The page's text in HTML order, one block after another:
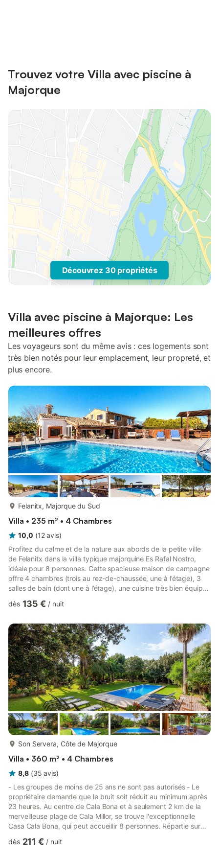
Trouvez votre Villa avec piscine à
Majorque
Découvrez 30 propriétés
Villa avec piscine à Majorque: Les
meilleures offres
Les voyageurs sont du même avis : ces logements sont
très bien notés pour leur emplacement, leur propreté, et
plus encore.
Felanitx, Majorque du Sud
Villa • 235 m² • 4 Chambres
10,0 (12 avis)
Profitez du calme et de la nature aux abords de la petite ville
de Felanitx dans la villa typique majorquine Es Rafal Nostro,
idéale pour 8 personnes. Cette spacieuse maison de campagne
offre 4 chambres (trois au rez-de-chaussée, une à l’étage), 3
salles de bain (dont une à l’étage), une cuisine très bien équipée
réversible, pour des vacances relaxantes en toute saison. Vous
bébé et d’un parking. La terrasse couverte est entourée d’un
jardin méditerranéen. Une piscine d’e...
dès 135 € / nuit
Son Servera, Côte de Majorque
Villa • 360 m² • 4 Chambres
8,8 (35 avis)
- Les groupes de moins de 25 ans ne sont pas autorisés - Le
propriétaire demande que le bruit soit réduit au minimum après
23 heures. Au centre de Cala Bona et à seulement 2 km de la
merveilleuse plage de Cala Millor, se trouve l'exceptionnelle
Casa Cala Bona, qui peut accueillir 8 personnes. Répartie sur
ensoleillées et à l'architecture moderne dispose de 4 chambres,
dès 211 € / nuit